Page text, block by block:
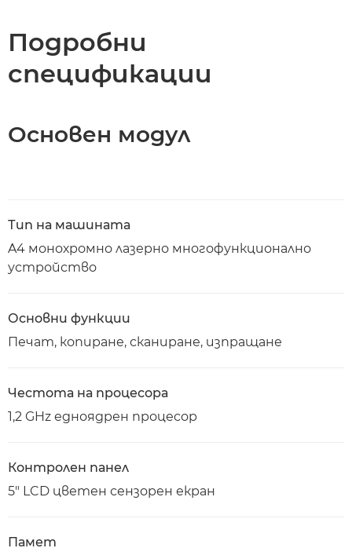
Подробни
спецификации
Основен модул
Тип на машината
A4 монохромно лазерно многофункционално
устройство
Основни функции
Печат, копиране, сканиране, изпращане
Честота на процесора
1,2 GHz едноядрен процесор
Контролен панел
5" LCD цветен сензорен екран
Памет